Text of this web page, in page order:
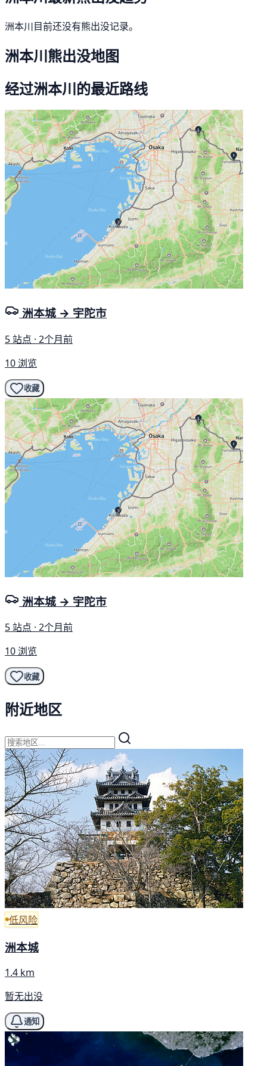
洲本川目前还没有熊出没记录。
洲本川熊出没地图
经过洲本川的最近路线
洲本城 → 宇陀市
5 站点 · 2个月前
10 浏览
收藏
洲本城 → 宇陀市
5 站点 · 2个月前
10 浏览
收藏
附近地区
低风险
洲本城
1.4 km
暂无出没
通知